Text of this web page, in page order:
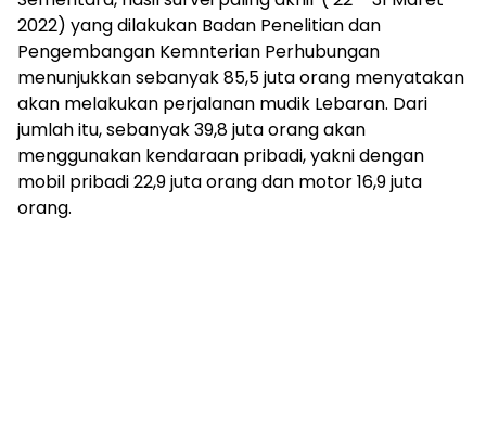
2022) yang dilakukan Badan Penelitian dan
Pengembangan Kemnterian Perhubungan
menunjukkan sebanyak 85,5 juta orang menyatakan
akan melakukan perjalanan mudik Lebaran. Dari
jumlah itu, sebanyak 39,8 juta orang akan
menggunakan kendaraan pribadi, yakni dengan
mobil pribadi 22,9 juta orang dan motor 16,9 juta
orang.